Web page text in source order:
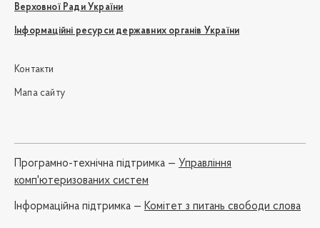
Верховної Ради України
Інформаційні ресурси державних органів України
Контакти
Мапа сайту
Програмно-технічна підтримка — Управління
комп'ютеризованих систем
Iнформаційна підтримка — Комітет з питань свободи слова